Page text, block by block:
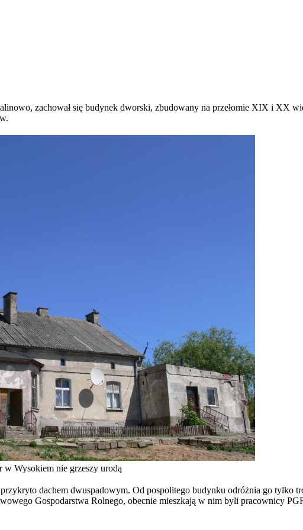
zachował się budynek dworski, zbudowany na przełomie XIX i XX
Wysokiem nie grzeszy urodą
dachem dwuspadowym. Od pospolitego budynku odróżnia go tylko
Gospodarstwa Rolnego, obecnie mieszkają w nim byli pracownicy